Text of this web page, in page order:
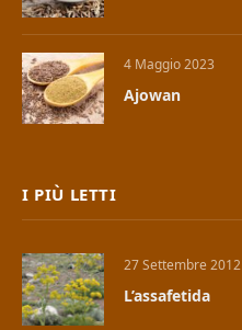
4 Maggio 2023
Ajowan
I PIÙ LETTI
27 Settembre 2012
L’assafetida